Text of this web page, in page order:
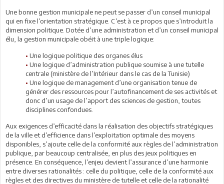
Une bonne gestion municipale ne peut se passer d’un conseil municipal
qui en fixe l’orientation stratégique. C’est à ce propos que s’introduit la
dimension politique. Dotée d’une administration et d’un conseil municipal
élu, la gestion municipale obéit à une triple logique:
• Une logique politique des organes élus
• Une logique d’administration publique soumise à une tutelle
centrale (ministère de l’Intérieur dans le cas de la Tunisie)
• Une logique de management d’une organisation tenue de
générer des ressources pour l’autofinancement de ses activités et
donc d’un usage de l’apport des sciences de gestion, toutes
disciplines confondues.
Aux exigences d’efficacité dans la réalisation des objectifs stratégiques
de la ville et d’efficience dans l’exploitation optimale des moyens
disponibles, s’ajoute celle de la conformité aux règles de l’administration
publique, par beaucoup centralisée, en plus des jeux politiques en
présence. En conséquence, l’enjeu devient l’assurance d’une harmonie
entre diverses rationalités : celle du politique, celle de la conformité aux
règles et des directives du ministère de tutelle et celle de la rationalité